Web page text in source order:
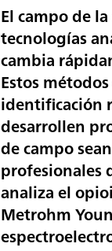
El campo de
tecnologías
cambia
Estos
identificación
desarrollen
de campo
profesionales
analiza el
Metrohm